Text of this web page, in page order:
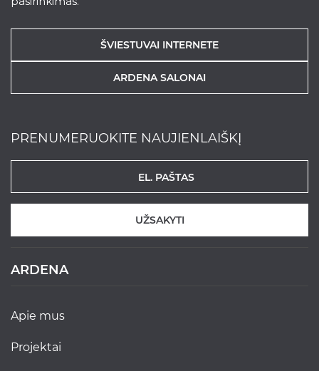
ŠVIESTUVAI INTERNETE
ARDENA SALONAI
PRENUMERUOKITE NAUJIENLAIŠKĮ
UŽSAKYTI
ARDENA
apie mus
projektai